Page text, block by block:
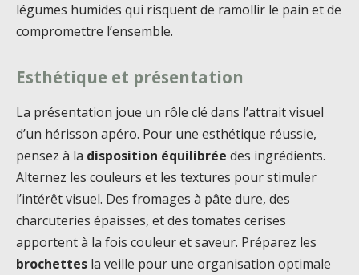
légumes humides qui risquent de ramollir le pain et de
compromettre l’ensemble.
Esthétique et présentation
La présentation joue un rôle clé dans l’attrait visuel
d’un hérisson apéro. Pour une esthétique réussie,
pensez à la disposition équilibrée des ingrédients.
Alternez les couleurs et les textures pour stimuler
l’intérêt visuel. Des fromages à pâte dure, des
charcuteries épaisses, et des tomates cerises
apportent à la fois couleur et saveur. Préparez les
brochettes la veille pour une organisation optimale